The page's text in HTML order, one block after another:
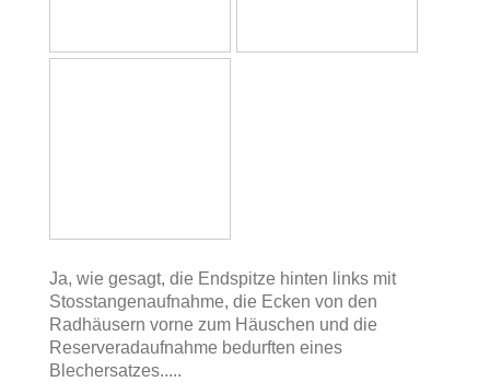
Ja, wie gesagt, die Endspitze hinten links mit
Stosstangenaufnahme, die Ecken von den
Radhäusern vorne zum Häuschen und die
Reserveradaufnahme bedurften eines
Blechersatzes.....